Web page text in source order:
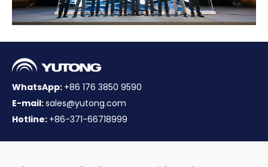
WhatsApp: +86 176 3850 9590
E-mail:sales@yutong.com
Hotline: +86-371-66718999